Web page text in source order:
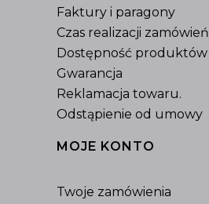
Faktury i paragony
Czas realizacji zamówień
Dostępność produktów
Gwarancja
Reklamacja towaru.
Odstąpienie od umowy
MOJE KONTO
Twoje zamówienia